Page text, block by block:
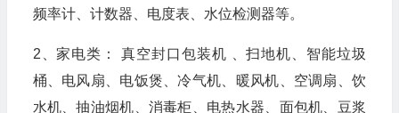
频率计、计数器、电度表、水位检测器等。
2、家电类： 真空封口包装机 、扫地机、智能垃圾
桶、电风扇、电饭煲、冷气机、暖风机、空调扇、饮
水机、抽油烟机、消毒柜、电热水器、面包机、豆浆